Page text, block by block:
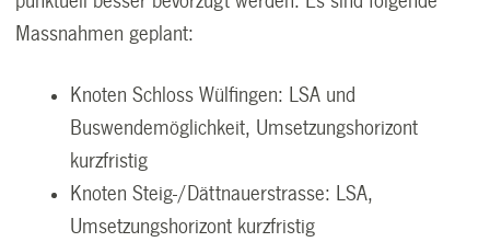
Massnahmen geplant:
Knoten Schloss Wülfingen: LSA und
Buswendemöglichkeit, Umsetzungshorizont
kurzfristig
Knoten Steig-/Dättnauerstrasse: LSA,
Umsetzungshorizont kurzfristig